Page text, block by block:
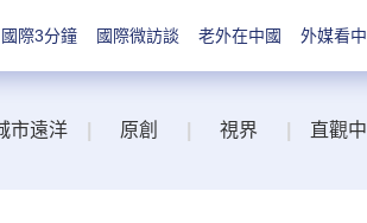
國際3分鐘 國際微訪談 老外在中國 外媒看
市遠洋 原創 視界 直觀